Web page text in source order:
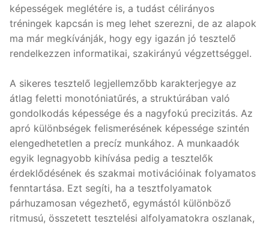
képességek meglétére is, a tudást célirányos
tréningek kapcsán is meg lehet szerezni, de az alapok
ma már megkívánják, hogy egy igazán jó tesztelő
rendelkezzen informatikai, szakirányú végzettséggel.
A sikeres tesztelő legjellemzőbb karakterjegye az
átlag feletti monotóniatűrés, a struktúrában való
gondolkodás képessége és a nagyfokú precizitás. Az
apró különbségek felismerésének képessége szintén
elengedhetetlen a precíz munkához. A munkaadók
egyik legnagyobb kihívása pedig a tesztelők
érdeklődésének és szakmai motivációinak folyamatos
fenntartása. Ezt segíti, ha a tesztfolyamatok
párhuzamosan végezhető, egymástól különböző
ritmusú, összetett tesztelési alfolyamatokra oszlanak,